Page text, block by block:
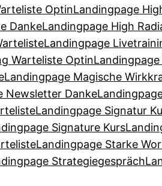
OptinLandingpage
DankeLandingpage High
Landingpage
Warteliste Optin
Landingpage Magische
Newsletter Danke
Landingpage Signatur
Signature Kurs
Landingpage Starke
Strategiegespräch